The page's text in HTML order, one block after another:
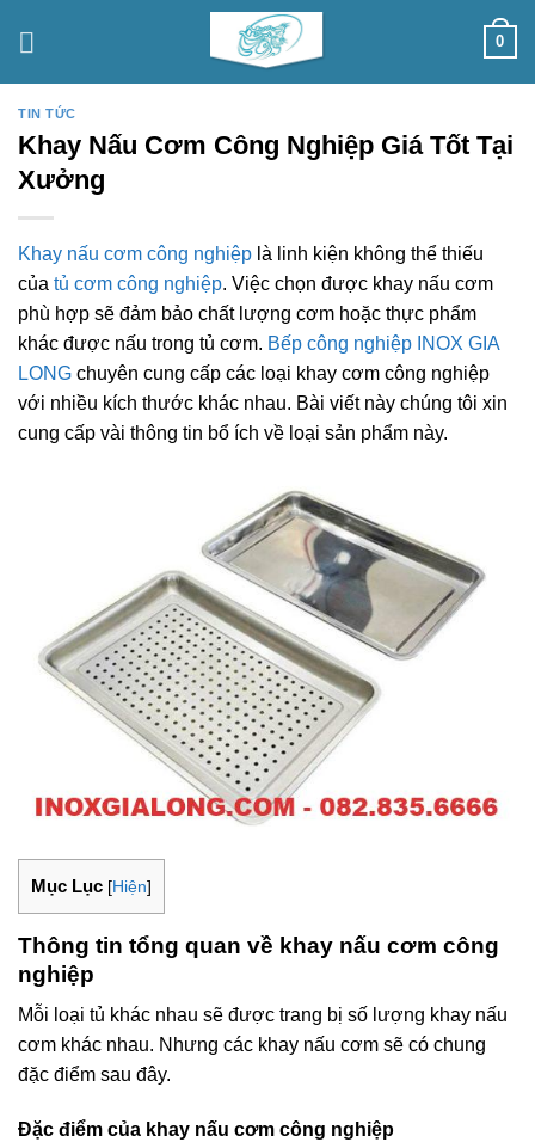
0
TIN TỨC
Khay Nấu Cơm Công Nghiệp Giá Tốt Tại
Xưởng
Khay nấu cơm công nghiệp là linh kiện không thể thiếu
của tủ cơm công nghiệp. Việc chọn được khay nấu cơm
phù hợp sẽ đảm bảo chất lượng cơm hoặc thực phẩm
khác được nấu trong tủ cơm. Bếp công nghiệp INOX GIA
LONG chuyên cung cấp các loại khay cơm công nghiệp
với nhiều kích thước khác nhau. Bài viết này chúng tôi xin
cung cấp vài thông tin bổ ích về loại sản phẩm này.
Mục Lục [Hiện]
Thông tin tổng quan về khay nấu cơm công
nghiệp
Mỗi loại tủ khác nhau sẽ được trang bị số lượng khay nấu
cơm khác nhau. Nhưng các khay nấu cơm sẽ có chung
đặc điểm sau đây.
Đặc điểm của khay nấu cơm công nghiệp